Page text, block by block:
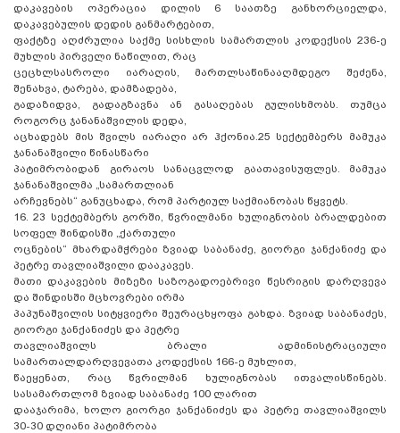
დაკავების ოპერაცია დილის 6 საათზე განხორციელდა,
დაკავებულის დედის განმარტებით,
ფაქტზე აღძრულია საქმე სისხლის სამართლის კოდექსის 236-ე
მუხლის პირველი ნაწილით, რაც
ცეცხლსასროლი იარაღის, მართლსაწინააღმდეგო შეძენა,
შენახვა, ტარება, დამზადება,
გადაზიდვა, გადაგზავნა ან გასაღებას გულისხმობს. თუმცა
როგორც ჯანანაშვილის დედა,
აცხადებს მის შვილს იარაღი არ ჰქონია.25 სექტემბერს მამუკა
ჯანანაშვილი წინასწარი
პატიმრობიდან გირაოს სანაცვლოდ გაათავისუფლეს. მამუკა
ჯანანაშვილმა „სამართლიან
არჩევნებს“ განუცხადა, რომ პარტიულ საქმიანობას წყვეტს.
16. 23 სექტემბერს გორში, წვრილმანი ხულიგნობის ბრალდებით
სოფელ შინდისში „ქართული
ოცნების“ მხარდამჭრები ზვიად საბანაძე, გიორგი ჯანქანიძე და
პეტრე თავლიაშვილი დააკავეს.
მათი დაკავების მიზეზი საზოგადოებრივი წესრიგის დარღვევა
და შინდისში მცხოვრები ირმა
პაპუნაშვილის სიტყვიერი შეურაცხყოფა გახდა. ზვიად საბანაძეს,
გიორგი ჯანქანიძეს და პეტრე
თავლიაშვილს ბრალი ადმინისტრაციული
სამართალდარღვევათა კოდექსის 166-ე მუხლით,
წაეყენათ, რაც წვრილმან ხულიგნობას ითვალისწინებს.
სასამართლომ ზვიად საბანაძე 100 ლარით
დააჯარიმა, ხოლო გიორგი ჯანქანიძეს და პეტრე თავლიაშვილს
30-30 დღიანი პატიმრობა